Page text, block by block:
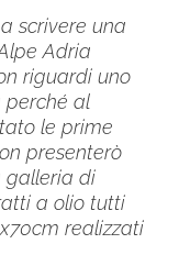
scrivere una
Adria
riguardi uno
perché al
le prime
presenterò
galleria di
a olio tutti
realizzati